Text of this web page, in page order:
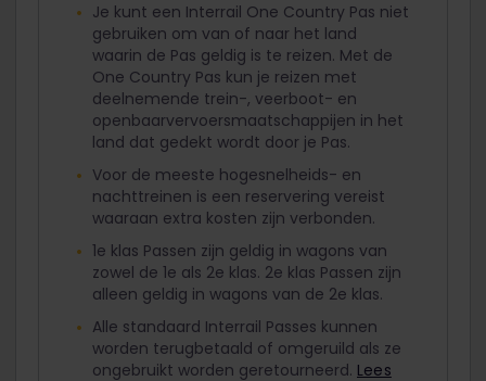
Je kunt een Interrail One Country Pas niet
gebruiken om van of naar het land
waarin de Pas geldig is te reizen. Met de
One Country Pas kun je reizen met
deelnemende trein-, veerboot- en
openbaarvervoersmaatschappijen in het
land dat gedekt wordt door je Pas.
Voor de meeste hogesnelheids- en
nachttreinen is een reservering vereist
waaraan extra kosten zijn verbonden.
1e klas Passen zijn geldig in wagons van
zowel de 1e als 2e klas. 2e klas Passen zijn
alleen geldig in wagons van de 2e klas.
Alle standaard Interrail Passes kunnen
worden terugbetaald of omgeruild als ze
ongebruikt worden geretourneerd. Lees